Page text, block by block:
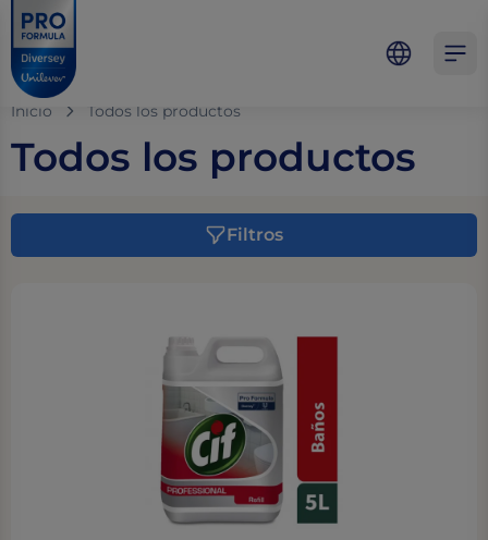
Skip to main content
Skip to navigation
Skip to footer
Pro Formula
Inicio Todos los productos
Todos los productos
Filtros